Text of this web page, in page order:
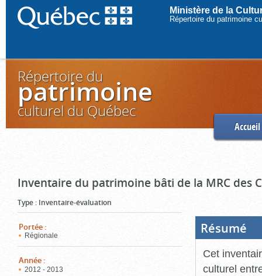
Ministère de la
Répertoire du patrimoine
Répertoire du
patrimoine
culturel du Québec
Accueil
Inventaire du patrimoine bâti de la MRC des
Type : Inventaire-évaluation
Portée :
Régionale
Année :
2012 - 2013
Résumé
Cet
culturel